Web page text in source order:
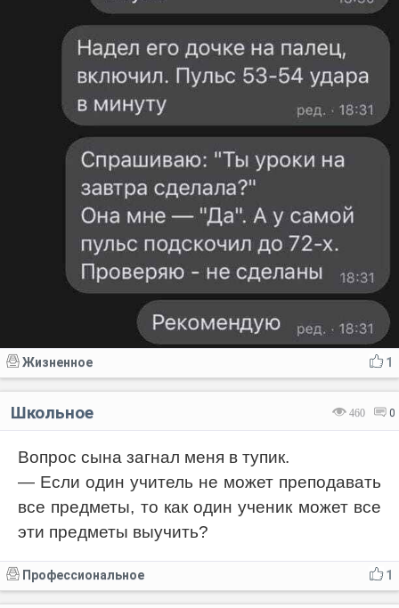
1
Жизненное
460 0
Школьное
Вопрос сына загнал меня в тупик.
— Если один учитель не может преподавать
все предметы, то как один ученик может все
эти предметы выучить?
1
Профессиональное